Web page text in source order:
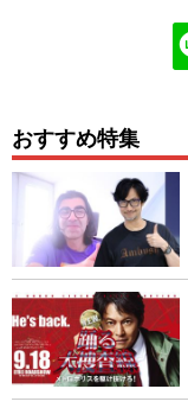
おすすめ特集